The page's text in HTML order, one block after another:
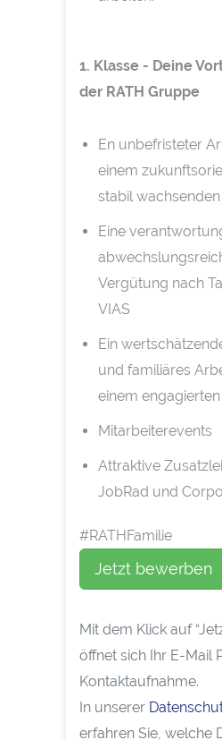
1. Klasse - Deine
der RATH Gruppe
En unbefristeter
einem
stabil
Eine
Vergütung nach
VIAS
Ein
und familiäres
einem engagierten
Mitarbeiterevents
Attraktive
JobRad und
#RATHFamilie
Jetzt bewerben
Mit dem Klick auf
öffnet sich Ihr E-Mail
Kontaktaufnahme.
In unserer
erfahren Sie, welche